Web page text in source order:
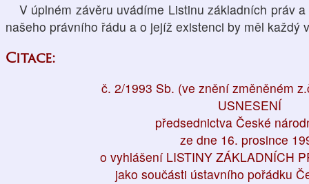
V úplném závěru uvádíme Listinu základních práv
našeho právního řádu a o jejíž existenci by měl každý
Citace:
č. 2/1993 Sb. (ve znění změněném
USNESENÍ
předsednictva České
ze dne 16. prosince
o vyhlášení LISTINY ZÁKLADNÍCH
jako součásti ústavního pořádku